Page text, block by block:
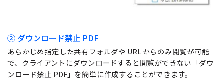
② ダウンロード禁止 PDF
あらかじめ指定した共有フォルダや URL からのみ閲覧が可能
で、クライアントにダウンロードすると閲覧ができない「ダウ
ンロード禁止 PDF」を簡単に作成することができます。